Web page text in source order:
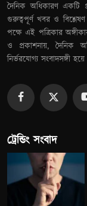
দৈনিক অধিকারণ একটি
গুরুত্বপূর্ণ খবর ও
পক্ষে এই পত্রিকার
ও প্রকাশনায়, দৈনিক
নির্ভরযোগ্য সংবাদসঙ্গী
ট্রেন্ডিং সংবাদ